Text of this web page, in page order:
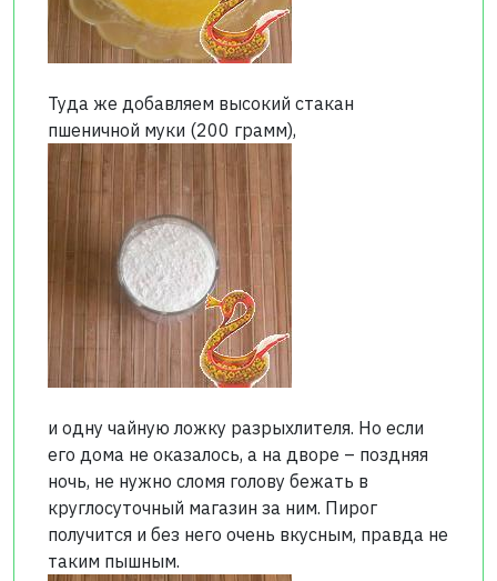
Туда же добавляем высокий стакан
пшеничной муки (200 грамм),
и одну чайную ложку разрыхлителя. Но если
его дома не оказалось, а на дворе – поздняя
ночь, не нужно сломя голову бежать в
круглосуточный магазин за ним. Пирог
получится и без него очень вкусным, правда не
таким пышным.